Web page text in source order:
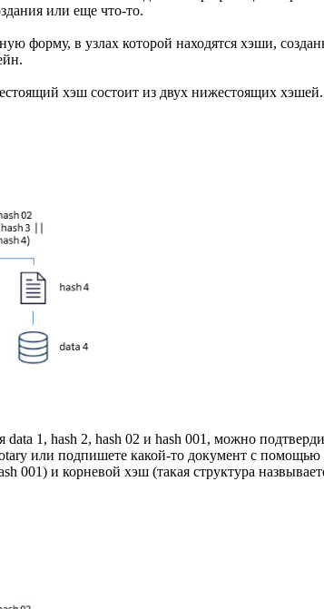
или еще что-то.
форму, в узлах которой находятся хэши,
хэш состоит из двух нижестоящих
1, hash 2, hash 02 и hash 001, можно
или подпишете какой-то документ с
001) и корневой хэш (такая структура